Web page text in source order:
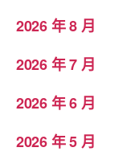
2026 年 8 月
2026 年 7 月
2026 年 6 月
2026 年 5 月